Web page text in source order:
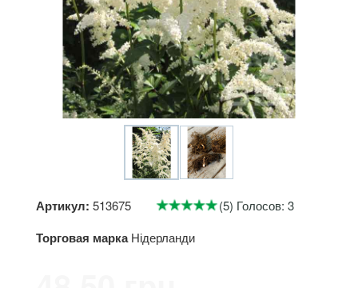
Артикул: 513675 (5) Голосов: 3
Торговая марка Нідерланди